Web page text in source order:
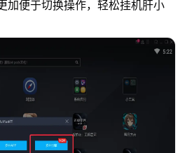
加便于切换操作，轻松挂机肝小